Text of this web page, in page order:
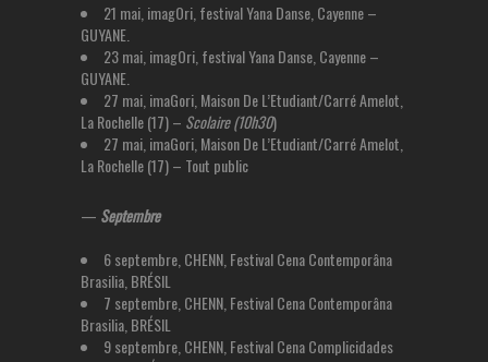
21 mai, imagOri, festival Yana Danse, Cayenne –
GUYANE.
23 mai, imagOri, festival Yana Danse, Cayenne –
GUYANE.
27 mai, imaGori, Maison De L’Etudiant/Carré Amelot,
La Rochelle (17) – Scolaire (10h30)
27 mai, imaGori, Maison De L’Etudiant/Carré Amelot,
La Rochelle (17) – Tout public
— Septembre
6 septembre, CHENN, Festival Cena Contemporâna
Brasilia, BRÉSIL
7 septembre, CHENN, Festival Cena Contemporâna
Brasilia, BRÉSIL
9 septembre, CHENN, Festival Cena Complicidades